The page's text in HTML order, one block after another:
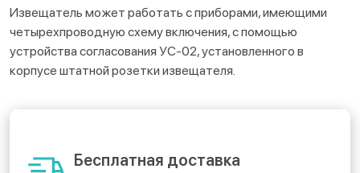
Извещатель может работать с приборами, имеющими
четырехпроводную схему включения, с помощью
устройства согласования УС-02, установленного в
корпусе штатной розетки извещателя.
Бесплатная доставка